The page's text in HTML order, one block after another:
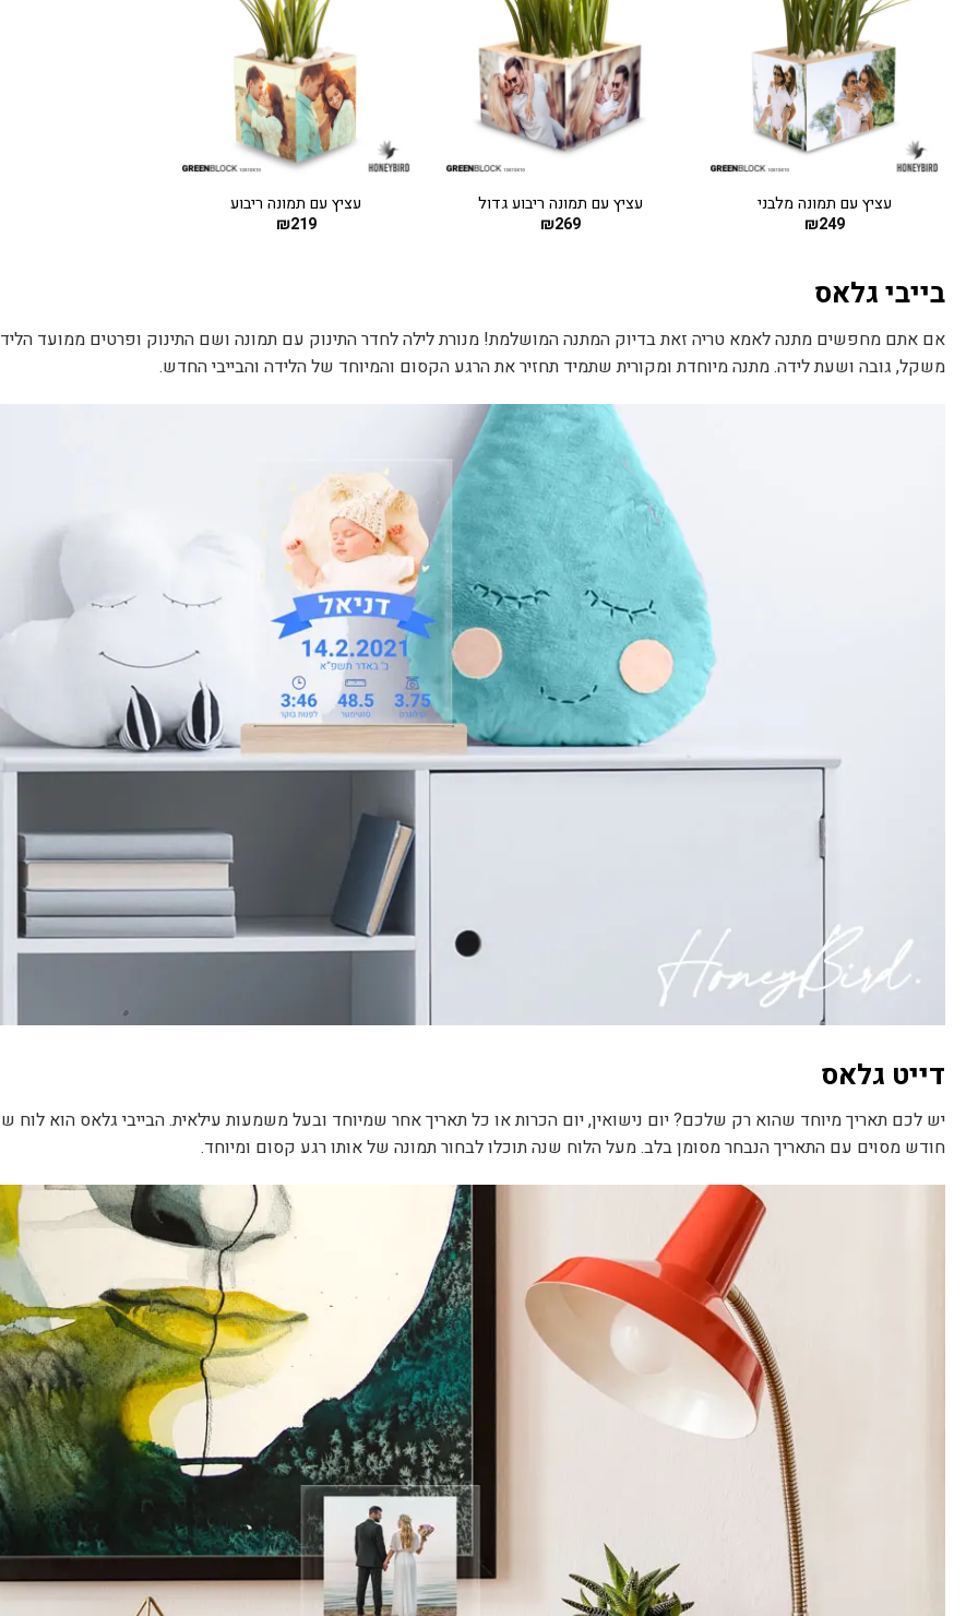
עציץ עם תמונה ריבוע גדול
₪269
עציץ עם תמונה ריבוע
₪219
עציץ עם תמונה מלבני
₪249
בייבי גלאס
אם אתם מחפשים מתנה לאמא טריה זאת בדיוק המתנה המושלמת! מנורת לילה לחדר התינוק עם תמונה ושם התינוק ופרטים ממועד
משקל, גובה ושעת לידה. מתנה מיוחדת ומקורית שתמיד תחזיר את הרגע הקסום והמיוחד של הלידה והבייבי החדש.
דייט גלאס
יש לכם תאריך מיוחד שהוא רק שלכם? יום נישואין, יום הכרות או כל תאריך אחר שמיוחד ובעל משמעות עילאית. הבייבי גלאס הוא לוח
חודש מסוים עם התאריך הנבחר מסומן בלב. מעל הלוח שנה תוכלו לבחור תמונה של אותו רגע קסום ומיוחד.